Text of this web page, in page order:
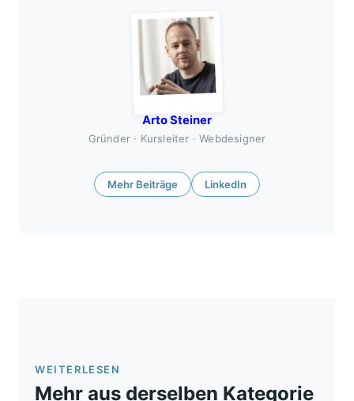
Arto Steiner
Gründer · Kursleiter · Webdesigner
Mehr Beiträge LinkedIn
WEITERLESEN
Mehr aus derselben Kategorie